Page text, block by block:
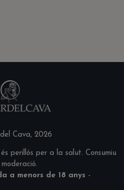
Cava, 2026
perillós per a la salut. Consumiu
a menors de 18 anys -